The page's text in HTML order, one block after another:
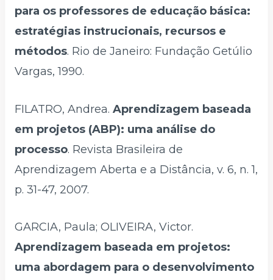
para os professores de educação básica:
estratégias instrucionais, recursos e
métodos. Rio de Janeiro: Fundação Getúlio
Vargas, 1990.
FILATRO, Andrea. Aprendizagem baseada
em projetos (ABP): uma análise do
processo. Revista Brasileira de
Aprendizagem Aberta e a Distância, v. 6, n. 1,
p. 31-47, 2007.
GARCIA, Paula; OLIVEIRA, Victor.
Aprendizagem baseada em projetos:
uma abordagem para o desenvolvimento